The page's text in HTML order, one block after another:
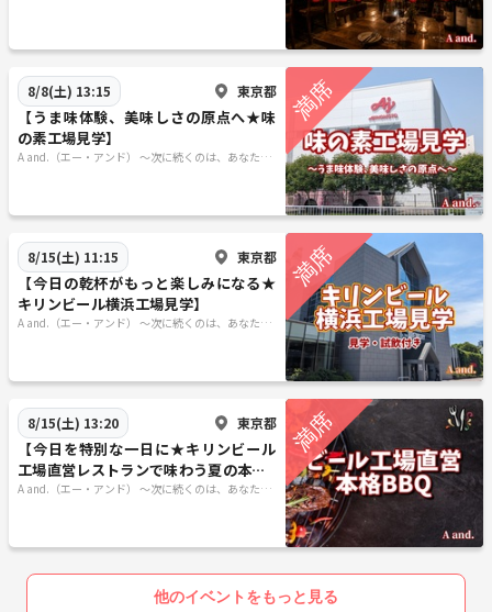
8/8(土) 13:15 東京都
【うま味体験、美味しさの原点へ★味
の素工場見学】
A and.（エー・アンド） 〜次に続くのは、あなたの
8/15(土) 11:15 東京都
【今日の乾杯がもっと楽しみになる★
キリンビール横浜工場見学】
A and.（エー・アンド） 〜次に続くのは、あなたの
8/15(土) 13:20 東京都
【今日を特別な一日に★キリンビール
工場直営レストランで味わう夏の本格B
BQ】
A and.（エー・アンド） 〜次に続くのは、あなたの
他のイベントをもっと見る